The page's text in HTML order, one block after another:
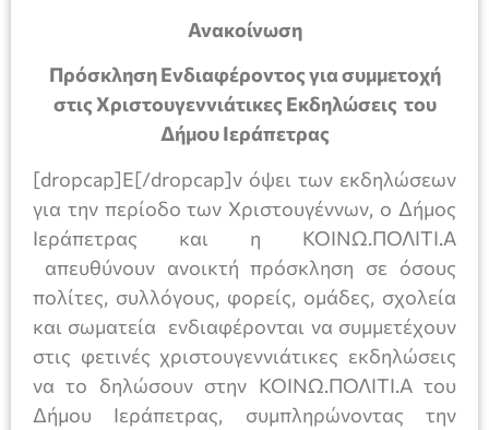
Ανακοίνωση
Πρόσκληση Ενδιαφέροντος για συμμετοχή
στις Χριστουγεννιάτικες Εκδηλώσεις του
Δήμου Ιεράπετρας
[dropcap]Ε[/dropcap]ν όψει των εκδηλώσεων
για την περίοδο των Χριστουγέννων, ο Δήμος
Ιεράπετρας και η ΚΟΙΝΩ.ΠΟΛΙΤΙ.Α
απευθύνουν ανοικτή πρόσκληση σε όσους
πολίτες, συλλόγους, φορείς, ομάδες, σχολεία
και σωματεία ενδιαφέρονται να συμμετέχουν
στις φετινές χριστουγεννιάτικες εκδηλώσεις
να το δηλώσουν στην ΚΟΙΝΩ.ΠΟΛΙΤΙ.Α του
Δήμου Ιεράπετρας, συμπληρώνοντας την